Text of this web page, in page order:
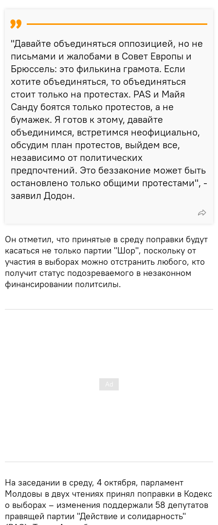
"Давайте объединяться оппозицией, но не
письмами и жалобами в Совет Европы и
Брюссель: это филькина грамота. Если
хотите объединяться, то объединяться
стоит только на протестах. PAS и Майя
Санду боятся только протестов, а не
бумажек. Я готов к этому, давайте
объединимся, встретимся неофициально,
обсудим план протестов, выйдем все,
независимо от политических
предпочтений. Это беззаконие может быть
остановлено только общими протестами", -
заявил Додон.
Он отметил, что принятые в среду поправки будут
касаться не только партии "Шор", поскольку от
участия в выборах можно отстранить любого, кто
получит статус подозреваемого в незаконном
финансировании политсилы.
На заседании в среду, 4 октября, парламент
Молдовы в двух чтениях принял поправки в Кодекс
о выборах – изменения поддержали 58 депутатов
правящей партии "Действие и солидарность"